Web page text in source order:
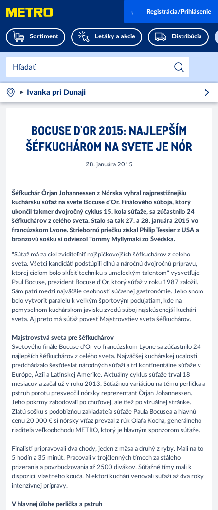
Sortiment Letáky a akcie Distribúcia
Registrácia/Prihlásenie
Ivanka pri Dunaji
BOCUSE D'OR 2015: NAJLEPŠÍM
ŠÉFKUCHÁROM NA SVETE JE NÓR
28. januára 2015
Šéfkuchár Örjan Johannessen z Nórska vyhral najprestížnejšiu
kuchársku súťaž na svete Bocuse d'Or. Finálového súboja, ktorý
ukončil takmer dvojročný cyklus 15. kola súťaže, sa zúčastnilo 24
šéfkuchárov z celého sveta. Stalo sa tak 27. a 28. januára 2015 vo
francúzskom Lyone. Striebornú priečku získal Philip Tessier z USA a
bronzovú sošku si odviezol Tommy Myllymaki zo Švédska.
"Súťaž má za cieľ zviditeľniť najšpičkovejších šéfkuchárov z celého
sveta. Všetci kandidáti podstúpili dlhú a náročnú dvojročnú prípravu,
ktorej cieľom bolo skĺbiť techniku s umeleckým talentom" vysvetľuje
Paul Bocuse, prezident Bocuse d'Or, ktorý súťaž v roku 1987 založil.
Sám patrí medzi najväčšie osobnosti súčasnej gastronómie. Jeho snom
bolo vytvoriť paralelu k veľkým športovým podujatiam, kde na
pomyselnom kuchárskom javisku zvedú súboj najskúsenejší kuchári
sveta. Aj preto má súťaž povesť Majstrovstiev sveta šéfkuchárov.
Majstrovstvá sveta pre šéfkuchárov
Svetového finále Bocuse d'Or vo francúzskom Lyone sa zúčastnilo 24
najlepších šéfkuchárov z celého sveta. Najväčšej kuchárskej udalosti
predchádzalo šesťdesiat národných súťaží a tri kontinentálne súťaže v
Európe, Ázii a Latinskej Amerike. Aktuálny cyklus súťaže trval 18
mesiacov a začal už v roku 2013. Súťažnou variáciou na tému perlička a
pstruh porotu presvedčil nórsky reprezentant Örjan Johannessen.
Jeho pokrmy zabodovali po chuťovej, ale tiež po vizuálnej stránke.
Zlatú sošku s podobizňou zakladateľa súťaže Paula Bocusea a hlavnú
cenu 20 000 € si nórsky víťaz prevzal z rúk Olafa Kocha, generálneho
riaditeľa veľkoobchodu METRO, ktorý je hlavným sponzorom súťaže.
Finalisti pripravovali dva chody, jeden z mäsa a druhý z ryby. Mali na to
5 hodín a 35 minút. Pracovali v trojčlenných tímoch za stáleho
prizerania a povzbudzovania až 2500 divákov. Súťažné tímy mali k
dispozícii vlastného kouča. Niektorí kuchári venovali súťaži až dva roky
intenzívnej prípravy.
V hlavnej úlohe perlička a pstruh